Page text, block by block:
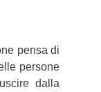
pensa di
persone
dalla